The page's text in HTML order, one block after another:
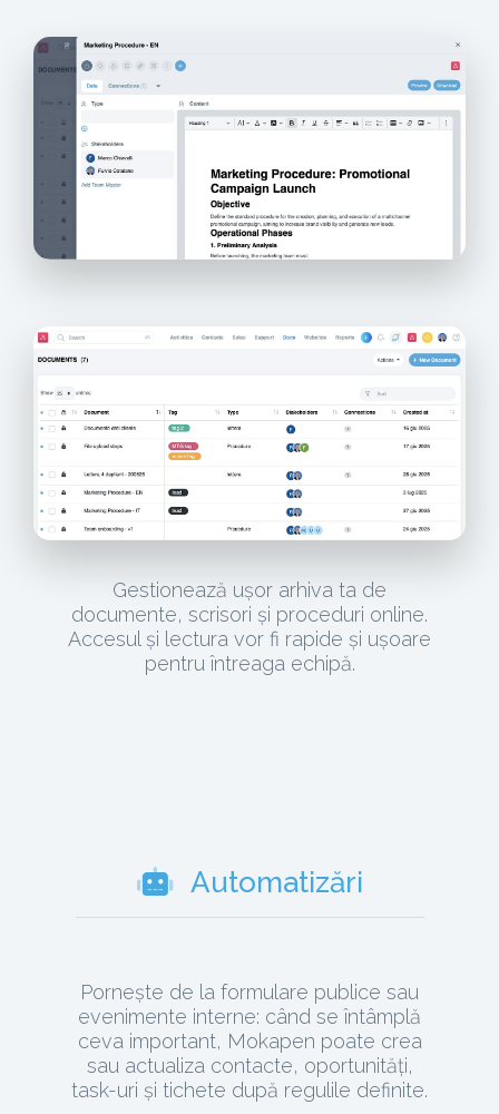
Gestionează ușor arhiva ta de
documente, scrisori și proceduri online.
Accesul și lectura vor fi rapide și ușoare
pentru întreaga echipă.
Automatizări
Pornește de la formulare publice sau
evenimente interne: când se întâmplă
ceva important, Mokapen poate crea
sau actualiza contacte, oportunități,
task-uri și tichete după regulile definite.